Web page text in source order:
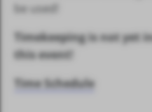
be used!
Timekeeping is not yet
this event!
Time Schedule